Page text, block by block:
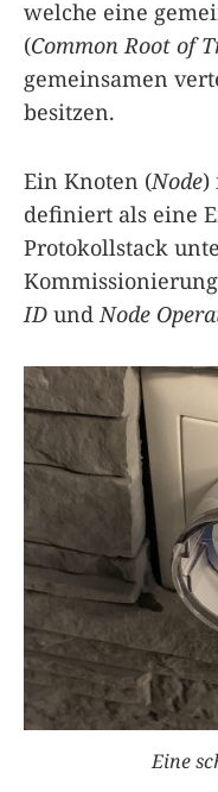
welche eine
(Common Root of
gemeinsamen
besitzen.
Ein Knoten (Node)
definiert als eine
Protokollstack
ID und Node
Eine